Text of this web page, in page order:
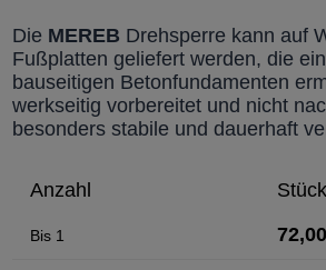
Die MEREB Drehsperre kann auf
Fußplatten geliefert werden, die
bauseitigen Betonfundamenten
werkseitig vorbereitet und nicht
besonders stabile und dauerhaft
Anzahl
Bis 1